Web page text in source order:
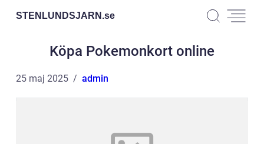
STENLUNDSJARN.se
Köpa Pokemonkort online
25 maj 2025 admin